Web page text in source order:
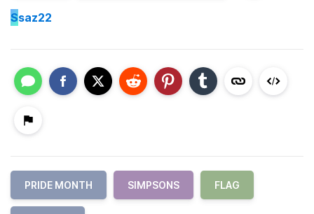
Ssaz22
PRIDE MONTH SIMPSONS FLAG